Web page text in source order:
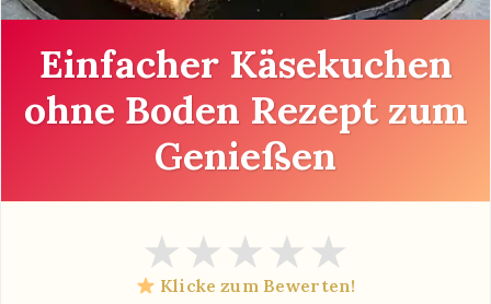
Einfacher Käsekuchen
ohne Boden Rezept zum
Genießen
★★★★★
Klicke zum Bewerten!